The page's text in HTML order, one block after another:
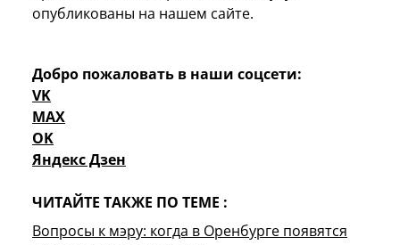
опубликованы на нашем сайте.
Добро пожаловать в наши соцсети:
VK
MAX
OK
Яндекс Дзен
ЧИТАЙТЕ ТАКЖЕ ПО ТЕМЕ :
Вопросы к мэру: когда в Оренбурге появятся